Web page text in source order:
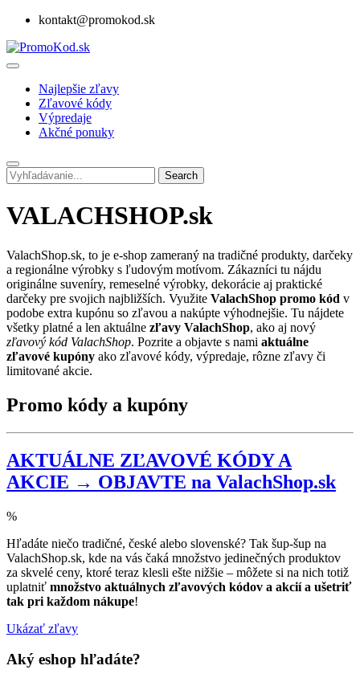
kontakt@promokod.sk
Najlepšie zľavy
Zľavové kódy
Výpredaje
Akčné ponuky
Search
VALACHSHOP.sk
ValachShop.sk, to je e-shop zameraný na tradičné produkty, darčeky
a regionálne výrobky s ľudovým motívom. Zákazníci tu nájdu
originálne suveníry, remeselné výrobky, dekorácie aj praktické
darčeky pre svojich najbližších. Využite ValachShop promo kód v
podobe extra kupónu so zľavou a nakúpte výhodnejšie. Tu nájdete
všetky platné a len aktuálne zľavy ValachShop, ako aj nový
zľavový kód ValachShop. Pozrite a objavte s nami aktuálne
zľavové kupóny ako zľavové kódy, výpredaje, rôzne zľavy či
limitované akcie.
Promo kódy a kupóny
AKTUÁLNE ZĽAVOVÉ KÓDY A
AKCIE → OBJAVTE na ValachShop.sk
%
Hľadáte niečo tradičné, české alebo slovenské? Tak šup-šup na
ValachShop.sk, kde na vás čaká množstvo jedinečných produktov
za skvelé ceny, ktoré teraz klesli ešte nižšie – môžete si na nich totiž
uplatniť množstvo aktuálnych zľavových kódov a akcií a ušetriť
tak pri každom nákupe!
Ukázať zľavy
Aký eshop hľadáte?